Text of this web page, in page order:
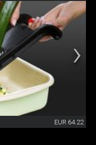
EUR 64.22